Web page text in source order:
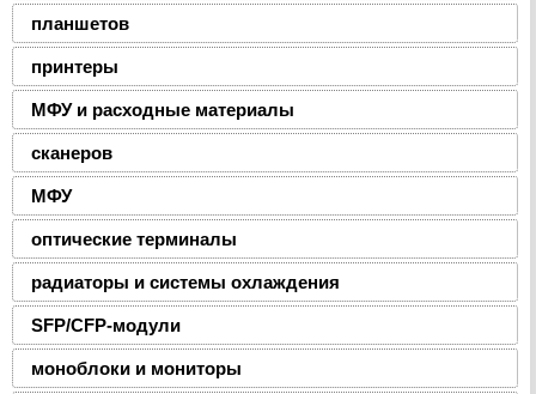
планшетов
принтеры
МФУ и расходные материалы
сканеров
МФУ
оптические терминалы
радиаторы и системы охлаждения
SFP/CFP-модули
моноблоки и мониторы